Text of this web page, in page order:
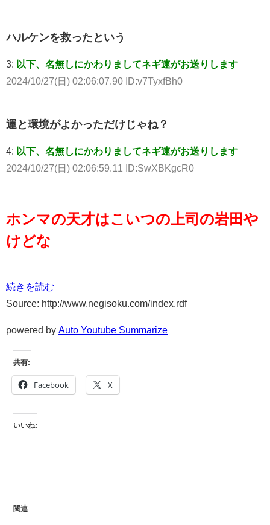
ハルケンを救ったという
3: 以下、名無しにかわりましてネギ速がお送りします
2024/10/27(日) 02:06:07.90 ID:v7TyxfBh0
運と環境がよかっただけじゃね？
4: 以下、名無しにかわりましてネギ速がお送りします
2024/10/27(日) 02:06:59.11 ID:SwXBKgcR0
ホンマの天才はこいつの上司の岩田や
けどな
続きを読む
Source: http://www.negisoku.com/index.rdf
powered by Auto Youtube Summarize
共有:
Facebook X
いいね:
関連